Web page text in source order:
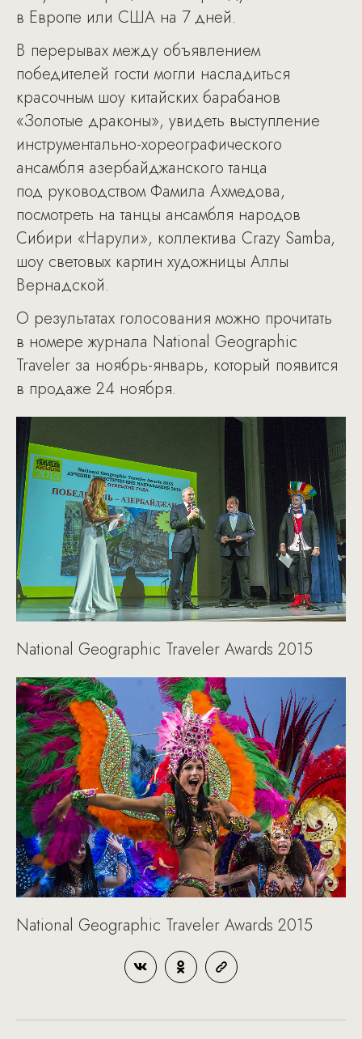
в Европе или США на 7 дней.
В перерывах между объявлением
победителей гости могли насладиться
красочным шоу китайских барабанов
«Золотые драконы», увидеть выступление
инструментально-хореографического
ансамбля азербайджанского танца
под руководством Фамила Ахмедова,
посмотреть на танцы ансамбля народов
Сибири «Нарули», коллектива Crazy Samba,
шоу световых картин художницы Аллы
Вернадской.
О результатах голосования можно прочитать
в номере журнала National Geographic
Traveler за ноябрь-январь, который появится
в продаже 24 ноября.
National Geographic Traveler Awards 2015
National Geographic Traveler Awards 2015